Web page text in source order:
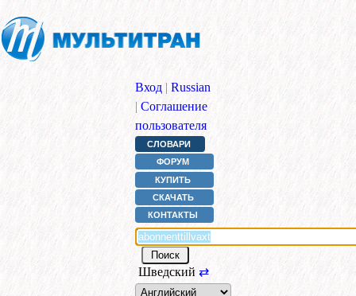
Вход | Russian
| Соглашение
пользователя
СЛОВАРИ
ФОРУМ
КУПИТЬ
СКАЧАТЬ
КОНТАКТЫ
Шведский ⇄